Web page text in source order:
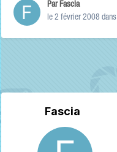
ParFascia
le 2 février 2008 dans
Fascia